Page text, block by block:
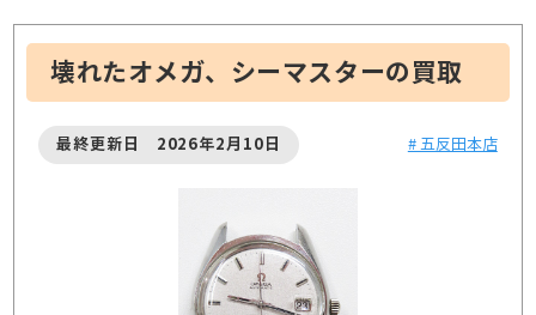
壊れたオメガ、シーマスターの買取
最終更新日 2026年2月10日 # 五反田本店